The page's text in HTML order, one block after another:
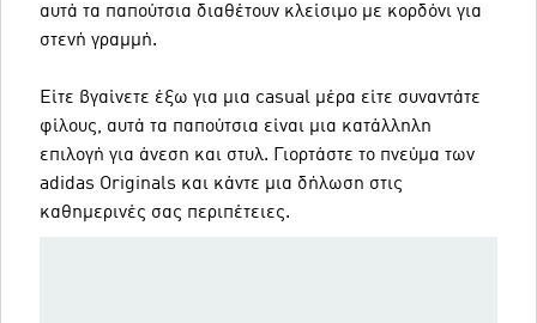
αυτά τα παπούτσια διαθέτουν κλείσιμο με κορδόνι για
στενή γραμμή.
Είτε βγαίνετε έξω για μια casual μέρα είτε συναντάτε
φίλους, αυτά τα παπούτσια είναι μια κατάλληλη
επιλογή για άνεση και στυλ. Γιορτάστε το πνεύμα των
adidas Originals και κάντε μια δήλωση στις
καθημερινές σας περιπέτειες.